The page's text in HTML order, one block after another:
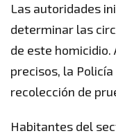
Las autoridades
determinar las
de este homicidio.
precisos, la
recolección de
Habitantes del